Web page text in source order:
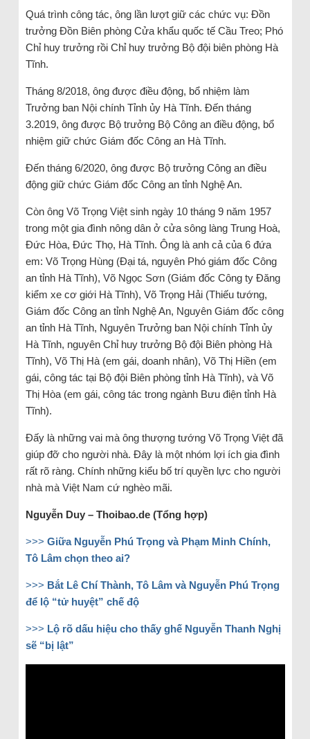
Quá trình công tác, ông lần lượt giữ các chức vụ: Đồn
trưởng Đồn Biên phòng Cửa khẩu quốc tế Cầu Treo; Phó
Chỉ huy trưởng rồi Chỉ huy trưởng Bộ đội biên phòng Hà
Tĩnh.
Tháng 8/2018, ông được điều động, bổ nhiệm làm
Trưởng ban Nội chính Tỉnh ủy Hà Tĩnh. Đến tháng
3.2019, ông được Bộ trưởng Bộ Công an điều động, bổ
nhiệm giữ chức Giám đốc Công an Hà Tĩnh.
Đến tháng 6/2020, ông được Bộ trưởng Công an điều
động giữ chức Giám đốc Công an tỉnh Nghệ An.
Còn ông Võ Trọng Việt sinh ngày 10 tháng 9 năm 1957
trong một gia đình nông dân ở cửa sông làng Trung Hoà,
Đức Hòa, Đức Thọ, Hà Tĩnh. Ông là anh cả của 6 đứa
em: Võ Trọng Hùng (Đại tá, nguyên Phó giám đốc Công
an tỉnh Hà Tĩnh), Võ Ngọc Sơn (Giám đốc Công ty Đăng
kiểm xe cơ giới Hà Tĩnh), Võ Trọng Hải (Thiếu tướng,
Giám đốc Công an tỉnh Nghệ An, Nguyên Giám đốc công
an tỉnh Hà Tĩnh, Nguyên Trưởng ban Nội chính Tỉnh ủy
Hà Tĩnh, nguyên Chỉ huy trưởng Bộ đội Biên phòng Hà
Tĩnh), Võ Thị Hà (em gái, doanh nhân), Võ Thị Hiền (em
gái, công tác tại Bộ đội Biên phòng tỉnh Hà Tĩnh), và Võ
Thị Hòa (em gái, công tác trong ngành Bưu điện tỉnh Hà
Tĩnh).
Đấy là những vai mà ông thượng tướng Võ Trọng Việt đã
giúp đỡ cho người nhà. Đây là một nhóm lợi ích gia đình
rất rõ ràng. Chính những kiểu bố trí quyền lực cho người
nhà mà Việt Nam cứ nghèo mãi.
Nguyễn Duy – Thoibao.de (Tổng hợp)
>>> Giữa Nguyễn Phú Trọng và Phạm Minh Chính,
Tô Lâm chọn theo ai?
>>> Bắt Lê Chí Thành, Tô Lâm và Nguyễn Phú Trọng
để lộ “tử huyệt” chế độ
>>> Lộ rõ dấu hiệu cho thấy ghế Nguyễn Thanh Nghị
sẽ “bị lật”